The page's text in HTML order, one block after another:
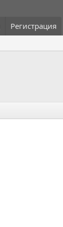
Регистрация